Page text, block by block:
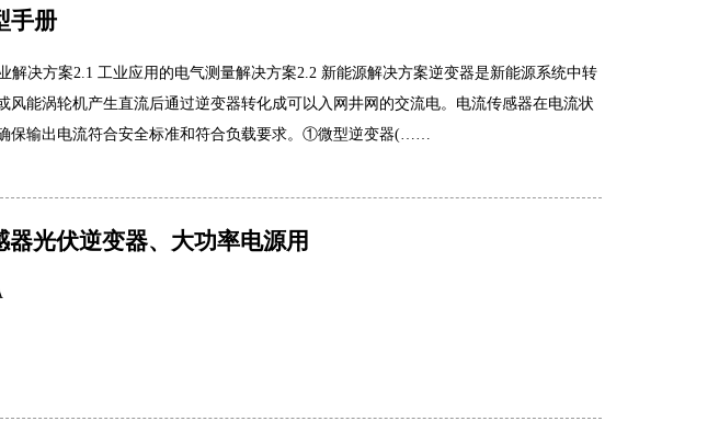
手册
解决方案2.1 工业应用的电气测量解决方案2.2 新能源解决方案逆变器是新能源系统中转
能涡轮机产生直流后通过逆变器转化成可以入网井网的交流电。电流传感器在电流状
保输出电流符合安全标准和符合负载要求。①微型逆变器(……
光伏逆变器、大功率电源用